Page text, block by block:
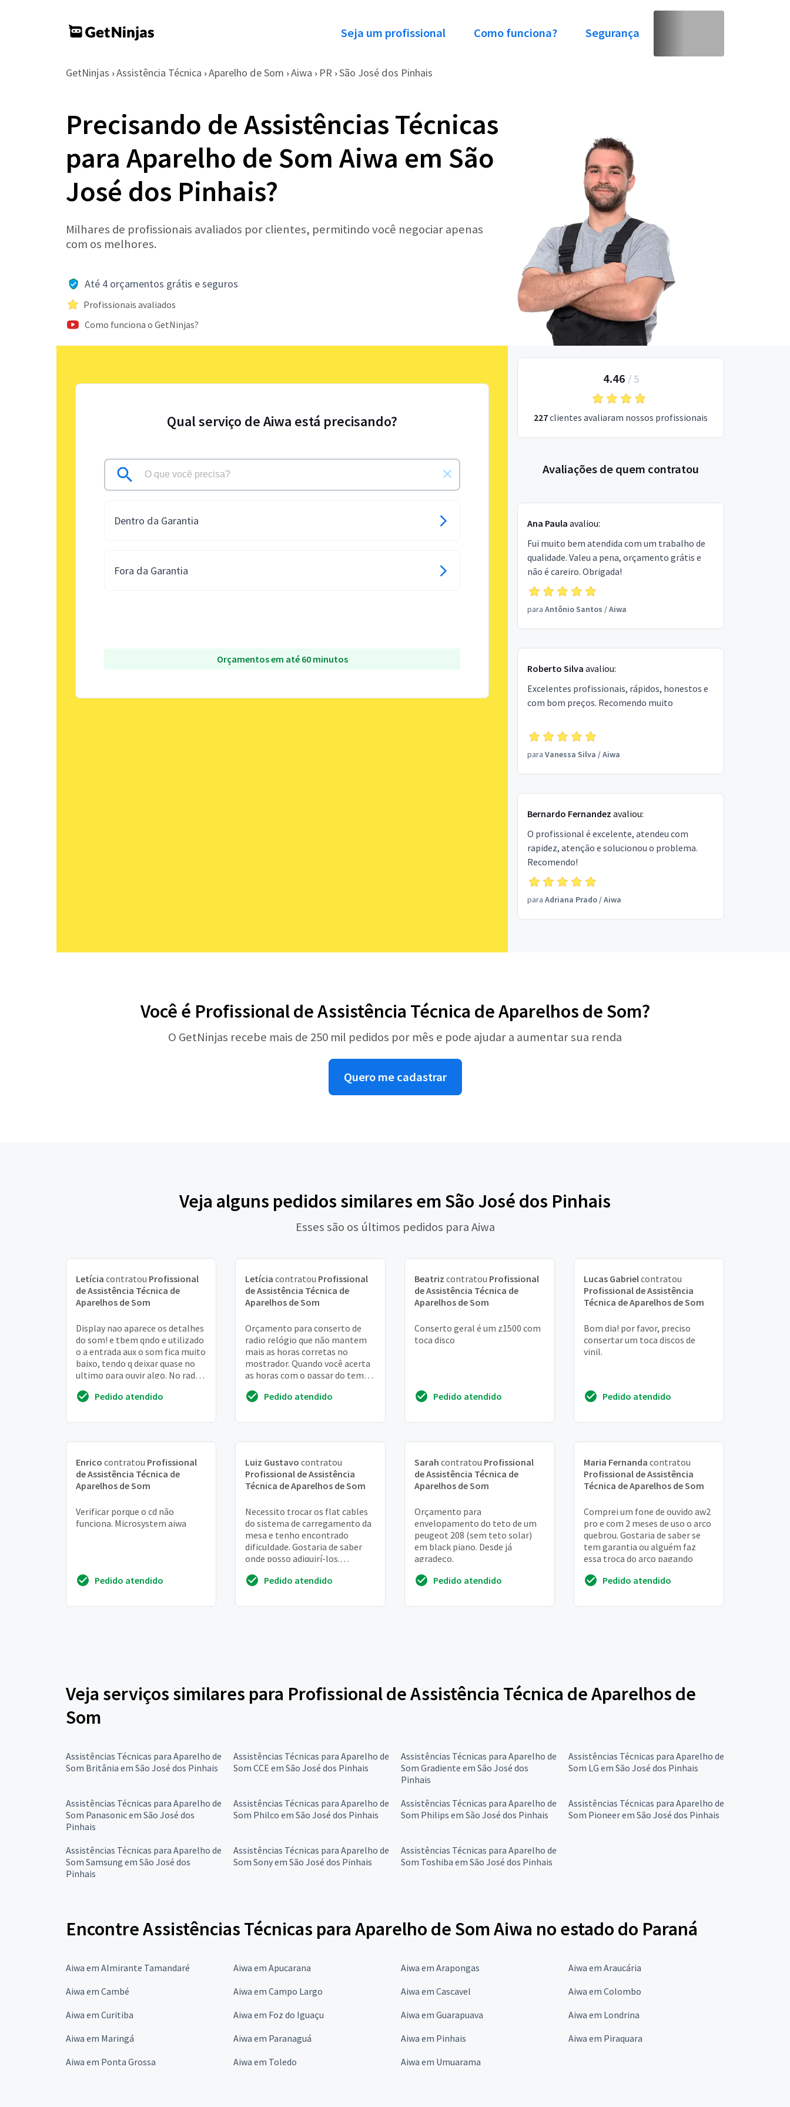
Seja um profissional Como funciona? Segurança
GetNinjas › Assistência Técnica › Aparelho de Som › Aiwa › PR › São José dos Pinhais
Precisando de Assistências Técnicas
para Aparelho de Som Aiwa em São
José dos Pinhais?
Milhares de profissionais avaliados por clientes, permitindo você negociar apenas
com os melhores.
Até 4 orçamentos grátis e seguros
Profissionais avaliados
Como funciona o GetNinjas?
Qual serviço de Aiwa está precisando?
Dentro da Garantia
Fora da Garantia
Orçamentos em até 60 minutos
4.46 / 5
227clientes avaliaram nossos profissionais
Avaliações de quem contratou
Ana Paula avaliou:
Fui muito bem atendida com um trabalho de
qualidade. Valeu a pena, orçamento grátis e
não é careiro. Obrigada!
para Antônio Santos /Aiwa
Roberto Silva avaliou:
Excelentes profissionais, rápidos, honestos e
com bom preços. Recomendo muito
para Vanessa Silva /Aiwa
Bernardo Fernandez avaliou:
O profissional é excelente, atendeu com
rapidez, atenção e solucionou o problema.
Recomendo!
para Adriana Prado/Aiwa
Você é Profissional de Assistência Técnica de Aparelhos de Som?
O GetNinjas recebe mais de 250 mil pedidos por mês e pode ajudar a aumentar sua renda
Quero me cadastrar
Veja alguns pedidos similares em São José dos Pinhais
Esses são os últimos pedidos para Aiwa
Letícia contratou Profissional
de Assistência Técnica de
Aparelhos de Som
Display nao aparece os detalhes
do som! e tbem qndo e utilizado
o a entrada aux o som fica muito
baixo, tendo q deixar quase no
ultimo para ouvir algo. No radio
Pedido atendido
Letícia contratou Profissional
de Assistência Técnica de
Aparelhos de Som
Orçamento para conserto de
radio relógio que não mantem
mais as horas corretas no
mostrador. Quando você acerta
as horas com o passar do tempo
corretamente mas ...
Pedido atendido
Beatriz contratou Profissional
de Assistência Técnica de
Aparelhos de Som
Conserto geral é um z1500 com
toca disco
Pedido atendido
Lucas Gabrielcontratou
Profissional de Assistência
Técnica de Aparelhos de Som
Bom dia! por favor, preciso
consertar um toca discos de
vinil.
Pedido atendido
Enrico contratou Profissional
de Assistência Técnica de
Aparelhos de Som
Verificar porque o cd não
funciona. Microsystem aiwa
Pedido atendido
Luiz Gustavo contratou
Profissional de Assistência
Técnica de Aparelhos de Som
Necessito trocar os flat cables
do sistema de carregamento da
mesa e tenho encontrado
dificuldade. Gostaria de saber
onde posso adiquirí-los.
bezerra e-mail jos...
Pedido atendido
Sarah contratou Profissional
de Assistência Técnica de
Aparelhos de Som
Orçamento para
envelopamento do teto de um
peugeot 208 (sem teto solar)
em black piano. Desde já
agradeço.
Pedido atendido
Maria Fernanda contratou
Profissional de Assistência
Técnica de Aparelhos de Som
Comprei um fone de ouvido aw2
pro e com 2 meses de uso o arco
quebrou. Gostaria de saber se
tem garantia ou alguém faz
essa troca do arco pagando
Pedido atendido
Veja serviços similares para Profissional de Assistência Técnica de Aparelhos de
Som
Assistências Técnicas para Aparelho de
Som Britânia em São José dos Pinhais
Assistências Técnicas para Aparelho de
Som CCE em São José dos Pinhais
Assistências Técnicas para Aparelho de
Som Gradiente em São José dos
Pinhais
Assistências Técnicas para Aparelho de
Som LG em São José dos Pinhais
Assistências Técnicas para Aparelho de
Som Panasonic em São José dos
Pinhais
Assistências Técnicas para Aparelho de
Som Philco em São José dos Pinhais
Assistências Técnicas para Aparelho de
Som Philips em São José dos Pinhais
Assistências Técnicas para Aparelho de
Som Pioneer em São José dos Pinhais
Assistências Técnicas para Aparelho de
Som Samsung em São José dos
Pinhais
Assistências Técnicas para Aparelho de
Som Sony em São José dos Pinhais
Assistências Técnicas para Aparelho de
Som Toshiba em São José dos Pinhais
Encontre Assistências Técnicas para Aparelho de Som Aiwa no estado do Paraná
Aiwa em Almirante Tamandaré Aiwa em Apucarana Aiwa em Arapongas
Aiwa em Araucária
Aiwa em Cambé
Aiwa em Campo Largo Aiwa em Cascavel
Aiwa em Colombo
Aiwa em Curitiba
Aiwa em Foz do Iguaçu Aiwa em Guarapuava
Aiwa em Londrina
Aiwa em Maringá
Aiwa em Paranaguá Aiwa em Pinhais
Aiwa em Piraquara
Aiwa em Ponta Grossa
Aiwa em Toledo Aiwa em Umuarama